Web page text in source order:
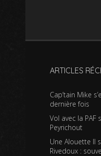
ARTICLES
Cap’tain Mike
dernière fois
Vol avec la PAF
Peyrichout
Une Alouette II
Rivedoux :